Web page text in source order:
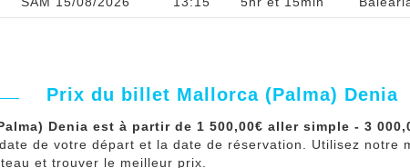
Prix du billet Mallorca (Palma) Denia
Denia est à partir de 1 500,00€ aller simple - 3
de votre départ et la date de réservation. Utilisez notre
et trouver le meilleur prix.